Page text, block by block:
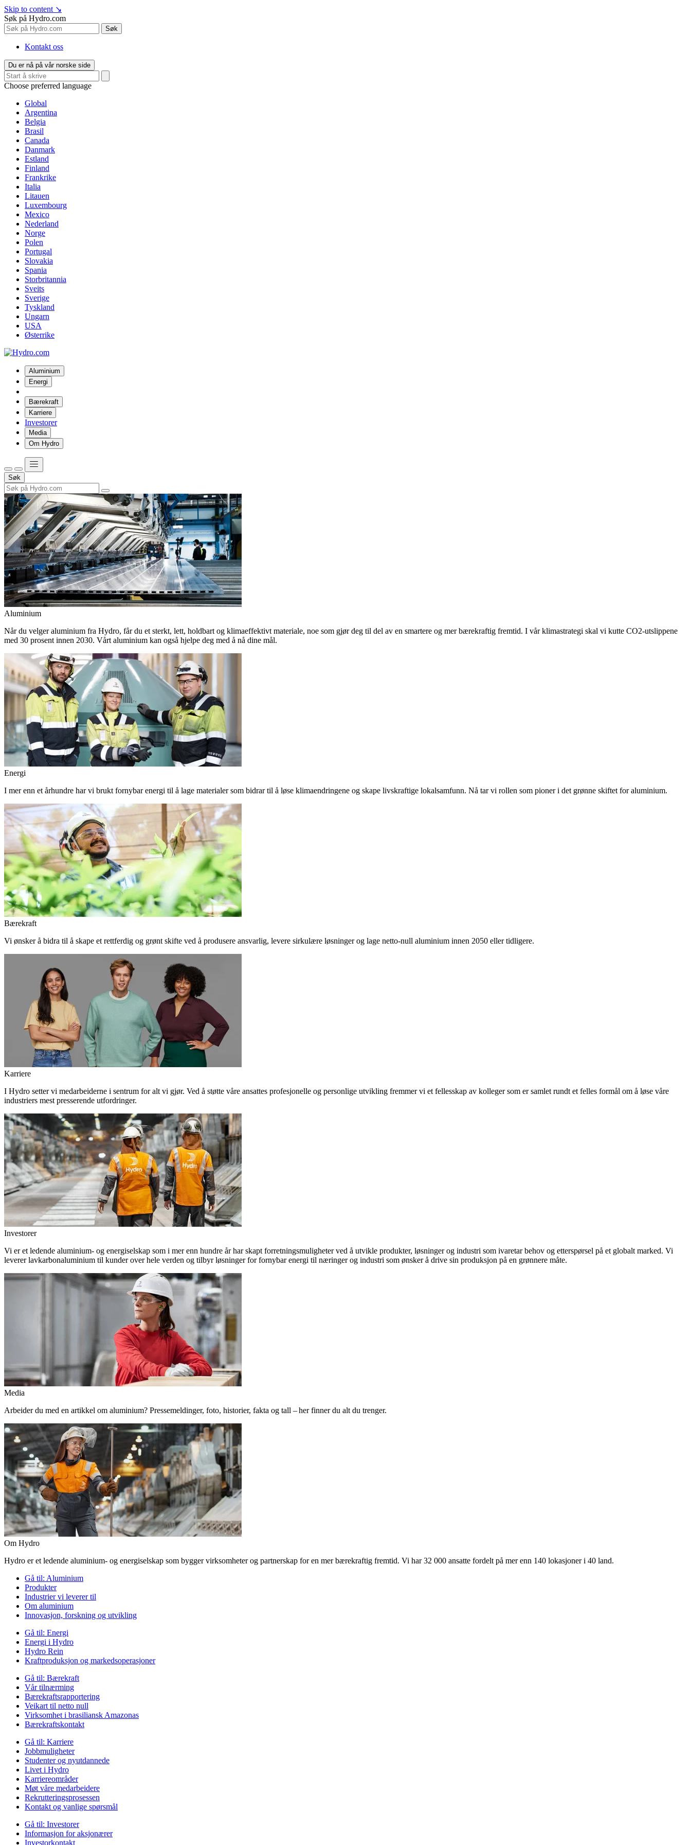
Skip to content ↘
Søk på Hydro.com
Søk
Kontakt oss
Du er nå på vår norske side
Choose preferred language
Global
Argentina
Belgia
Brasil
Canada
Danmark
Estland
Finland
Frankrike
Italia
Litauen
Luxembourg
Mexico
Nederland
Norge
Polen
Portugal
Slovakia
Spania
Storbritannia
Sveits
Sverige
Tyskland
Ungarn
USA
Østerrike
Aluminium
Energi
Bærekraft
Karriere
Investorer
Media
Om Hydro
Søk
Aluminium
Når du velger aluminium fra Hydro, får du et sterkt, lett, holdbart og klimaeffektivt materiale, noe som gjør deg til del av en smartere og mer bærekraftig fremtid. I vår klimastrategi skal vi kutte CO2-utslippene
med 30 prosent innen 2030. Vårt aluminium kan også hjelpe deg med å nå dine mål.
Energi
I mer enn et århundre har vi brukt fornybar energi til å lage materialer som bidrar til å løse klimaendringene og skape livskraftige lokalsamfunn. Nå tar vi rollen som pioner i det grønne skiftet for aluminium.
Bærekraft
Vi ønsker å bidra til å skape et rettferdig og grønt skifte ved å produsere ansvarlig, levere sirkulære løsninger og lage netto-null aluminium innen 2050 eller tidligere.
Karriere
I Hydro setter vi medarbeiderne i sentrum for alt vi gjør. Ved å støtte våre ansattes profesjonelle og personlige utvikling fremmer vi et fellesskap av kolleger som er samlet rundt et felles formål om å løse våre
industriers mest presserende utfordringer.
Investorer
Vi er et ledende aluminium- og energiselskap som i mer enn hundre år har skapt forretningsmuligheter ved å utvikle produkter, løsninger og industri som ivaretar behov og etterspørsel på et globalt marked. Vi
leverer lavkarbonaluminium til kunder over hele verden og tilbyr løsninger for fornybar energi til næringer og industri som ønsker å drive sin produksjon på en grønnere måte.
Media
Arbeider du med en artikkel om aluminium? Pressemeldinger, foto, historier, fakta og tall – her finner du alt du trenger.
Om Hydro
Hydro er et ledende aluminium- og energiselskap som bygger virksomheter og partnerskap for en mer bærekraftig fremtid. Vi har 32 000 ansatte fordelt på mer enn 140 lokasjoner i 40 land.
Gå til: Aluminium
Produkter
Industrier vi leverer til
Om aluminium
Innovasjon, forskning og utvikling
Gå til: Energi
Energi i Hydro
Hydro Rein
Kraftproduksjon og markedsoperasjoner
Gå til: Bærekraft
Vår tilnærming
Bærekraftsrapportering
Veikart til netto null
Virksomhet i brasiliansk Amazonas
Bærekraftskontakt
Gå til: Karriere
Jobbmuligheter
Studenter og nyutdannede
Livet i Hydro
Karriereområder
Møt våre medarbeidere
Rekrutteringsprosessen
Kontakt og vanlige spørsmål
Gå til: Investorer
Informasjon for aksjonærer
Investorkontakt